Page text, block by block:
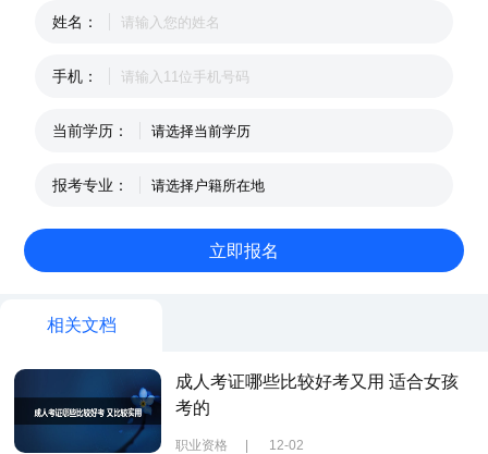
姓名：
手机：
当前学历：
报考专业：
相关文档
成人考证哪些比较好考又用 适合女孩
考的
职业资格 | 12-02